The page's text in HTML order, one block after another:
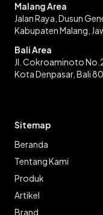
Malang Area
Jalan Raya, Dusun
Kabupaten Malang,
Bali Area
Jl. Cokroaminoto
Kota Denpasar, Bali
Sitemap
Beranda
Tentang Kami
Produk
Artikel
Brand